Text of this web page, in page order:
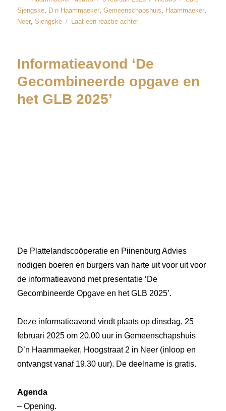
Sjengske, D n Haammaeker,Gemeenschapshuis, Haammaeker,
Neer,Sjengske Laat een reactie achter
Informatieavond ‘De
Gecombineerde opgave en
het GLB 2025’
De Plattelandscoöperatie en Piinenburg Advies
nodigen boeren en burgers van harte uit voor uit voor
de informatieavond met presentatie ‘De
Gecombineerde Opgave en het GLB 2025’.
Deze informatieavond vindt plaats op dinsdag, 25
februari 2025 om 20.00 uur in Gemeenschapshuis
D’n Haammaeker, Hoogstraat 2 in Neer (inloop en
ontvangst vanaf 19.30 uur). De deelname is gratis.
Agenda
– Opening.